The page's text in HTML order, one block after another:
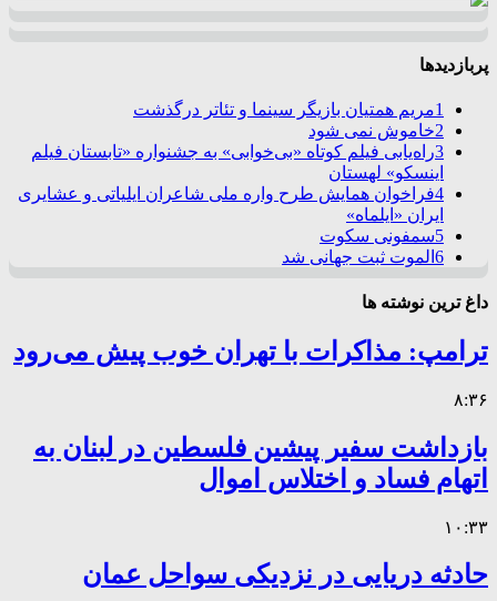
پربازدیدها
1مریم همتیان بازیگر سینما و تئاتر درگذشت
2خاموش نمی شود
3راه‌یابی فیلم کوتاه «بی‌خوابی» به جشنواره «تابستان فیلم
اینسکو» لهستان
4فراخوان همایش طرح واره ملی شاعران ایلیاتی و عشایری
ایران «ایلماه»
5سمفونی سکوت
6 الموت ثبت جهانی شد
داغ ترین نوشته ها
ترامپ: مذاکرات با تهران خوب پیش می‌رود
۸:۳۶
بازداشت سفیر پیشین فلسطین در لبنان به
اتهام فساد و اختلاس اموال
۱۰:۳۳
حادثه دریایی در نزدیکی سواحل عمان